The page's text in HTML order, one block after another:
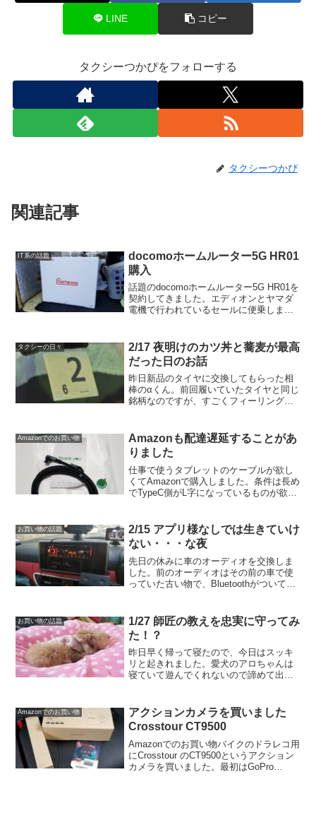
LINE コピー
タクシーつかぴをフォローする
タクシーつかぴ
関連記事
IT系の話題
docomoホームルーター5G HR01
購入
話題のdocomoホームルーター5G HR01を
契約してきました。エディオンとヤマダ
電機で行われているセールに便乗しま
9/27に契約してきました。ヤマダ電機で
予...
タクシーの日々
2/17 夜明けのカツ丼と蕎麦が最高
だった日のお話
昨日新品のタイヤに交換してもらった相
棒のαくん。前回履いていたタイヤと同じ
銘柄なのですが、すごくフィーリングが
すが、ピレリらしいタイヤです。私はピ
レリのタイヤが結構好...
Amazonでのお買い物
Amazonも配達遅延することがあ
りました
仕事で使うタブレットのケーブルが欲し
くてAmazonで購入しました。条件は長め
でTypeC側がL字になっているものが欲し
います。土曜日に注文して予定では月曜
日に...
お買い物の話題
2/15 アプリ様なしでは生きていけ
ない・・・な夜
先日の休みに車のオーディオを交換しま
した。前のオーディオはその前の車で使
っていた古い物で、Bluetoothがついてい
した。楽天の期間限定ポイントがたくさ
んもらえたの...
お買い物の話題
1/27 師匠の教えを忠実に守ってみ
た！？
昨日早く帰って寝たので、今日はスッキ
リと起きれました。愛犬のアロちゃんは
寝ていて遊んでくれないので諦めて出勤
た。今ではなかなか売っていないパイロ
ットのハイテックCの04を...
Amazonでのお買い物
アクションカメラを買いました
Crosstour CT9500
Amazonでのお買い物バイクのドラレコ用
にCrosstour のCT9500というアクション
カメラを買いました。最初はGoPro